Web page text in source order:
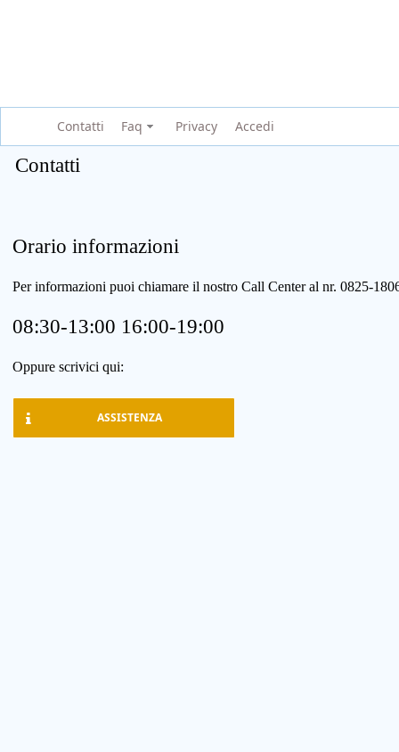
Contatti Faq Privacy Accedi
Contatti
Orario informazioni
Per informazioni puoi chiamare il nostro Call Center al nr. 0825-
08:30-13:00 16:00-19:00
Oppure scrivici qui:
ASSISTENZA